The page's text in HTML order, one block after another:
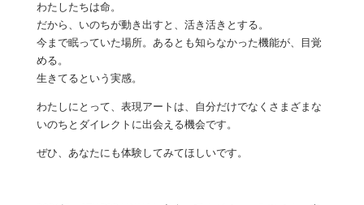
わたしたちは命。
だから、いのちが動き出すと、活き活きとする。
今まで眠っていた場所。あるとも知らなかった機能が、目覚
める。
生きてるという実感。
わたしにとって、表現アートは、自分だけでなくさまざまな
いのちとダイレクトに出会える機会です。
ぜひ、あなたにも体験してみてほしいです。